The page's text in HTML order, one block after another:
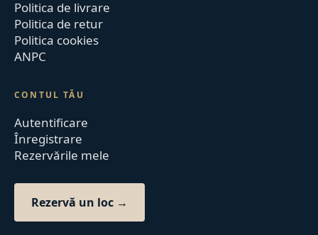
Politica de livrare
Politica de retur
Politica cookies
ANPC
CONTUL TĂU
Autentificare
Înregistrare
Rezervările mele
Rezervă un loc →